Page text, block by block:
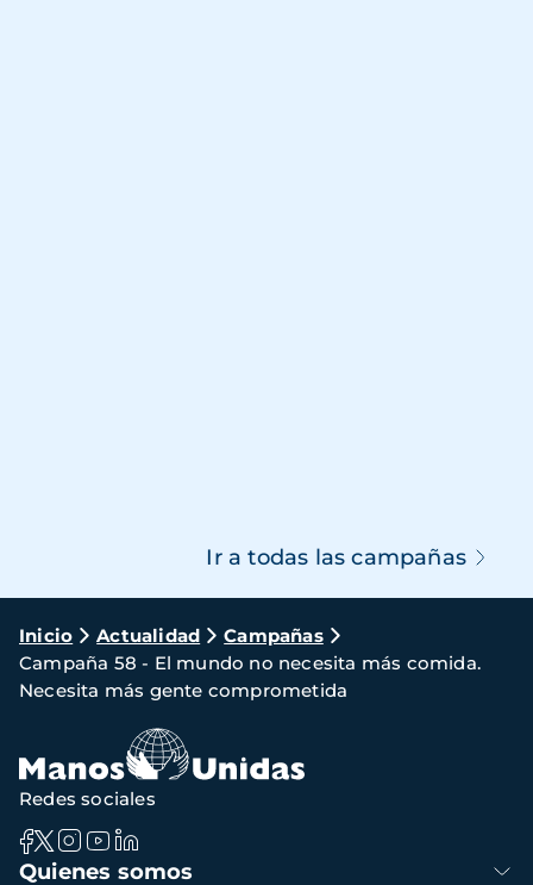
Ir a todas las campañas
Ruta
de
navegación
Inicio Actualidad
Campañas
Campaña 58 - El mundo no necesita más comida.
Necesita más gente comprometida
Navegación
Quienes somos
Redes sociales